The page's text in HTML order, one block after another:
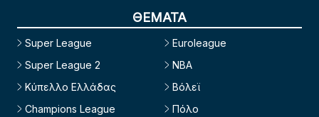
ΘΕΜΑΤΑ
Super League
Super League 2
Κύπελλο Ελλάδας
Champions League
Euroleague
NBA
Βόλεϊ
Πόλο